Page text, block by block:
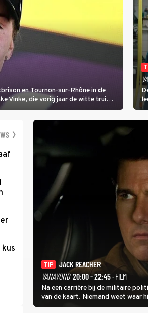
en Tournon-sur-Rhône in de
Vinke, die vorig jaar de witte trui
kus
TIP
JACK REACHER
VANAVOND 20:00 - 22:45· FILM
Na een carrière bij de militaire
van de kaart. Niemand weet waar
hem vraagt.